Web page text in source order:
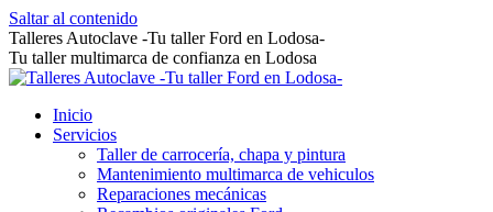
Saltar al contenido
Talleres Autoclave -Tu taller Ford en Lodosa-
Tu taller multimarca de confianza en Lodosa
Inicio
Servicios
Taller de carrocería, chapa y pintura
Mantenimiento multimarca de vehiculos
Reparaciones mecánicas